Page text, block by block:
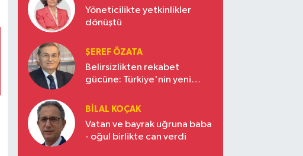
Yöneticilikte yetkinlikler
dönüştü
ŞEREF ÖZATA
Belirsizlikten rekabet
gücüne: Türkiye'nin yeni
BILAL KOÇAK
Vatan ve bayrak uğruna baba
- oğul birlikte can verdi